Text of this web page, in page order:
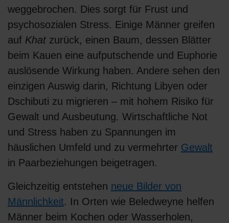
weggebrochen. Dies sorgt für Frust und
psychosozialen Stress. Einige Männer greifen
auf Khat zurück, einen Baum, dessen Blätter
beim Kauen eine aufputschende und Euphorie
auslösende Wirkung haben. Andere sehen den
einzigen Auswig darin, Richtung Libyen oder
Dschibuti zu migrieren – mit hohem Risiko für
Gewalt und Ausbeutung. Wirtschaftliche Not
und Stress haben zu Spannungen im
häuslichen Umfeld und zu vermehrter Gewalt
in Paarbeziehungen beigetragen.
Gleichzeitig entstehen neue Bilder von
Männlichkeit. In Orten wie Beledweyne helfen
Männer beim Kochen oder Wasserholen,